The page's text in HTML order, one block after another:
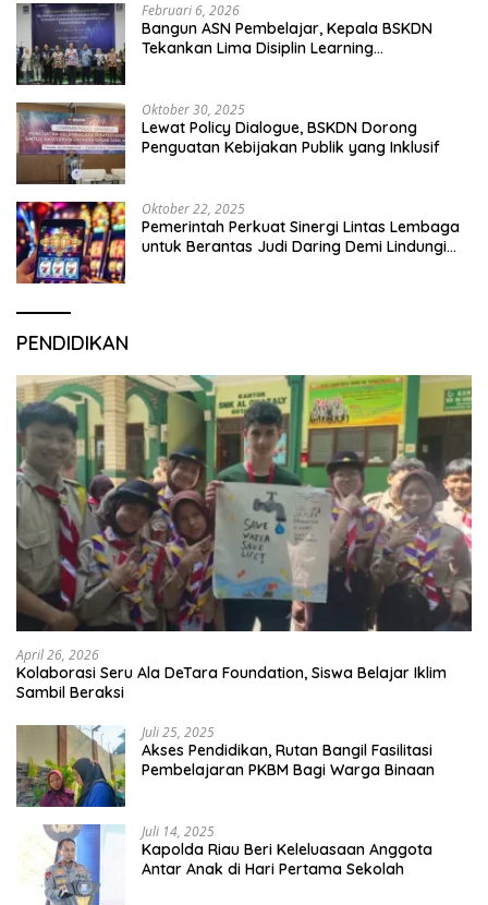
Februari 6, 2026
Bangun ASN Pembelajar, Kepala BSKDN
Tekankan Lima Disiplin Learning
Oktober 30, 2025
Lewat Policy Dialogue, BSKDN Dorong
Penguatan Kebijakan Publik yang Inklusif
Oktober 22, 2025
Pemerintah Perkuat Sinergi Lintas Lembaga
untuk Berantas Judi Daring Demi Lindungi
PENDIDIKAN
April 26, 2026
Kolaborasi Seru Ala DeTara Foundation, Siswa Belajar Iklim
Sambil Beraksi
Juli 25, 2025
Akses Pendidikan, Rutan Bangil Fasilitasi
Pembelajaran PKBM Bagi Warga Binaan
Juli 14, 2025
Kapolda Riau Beri Keleluasaan Anggota
Antar Anak di Hari Pertama Sekolah